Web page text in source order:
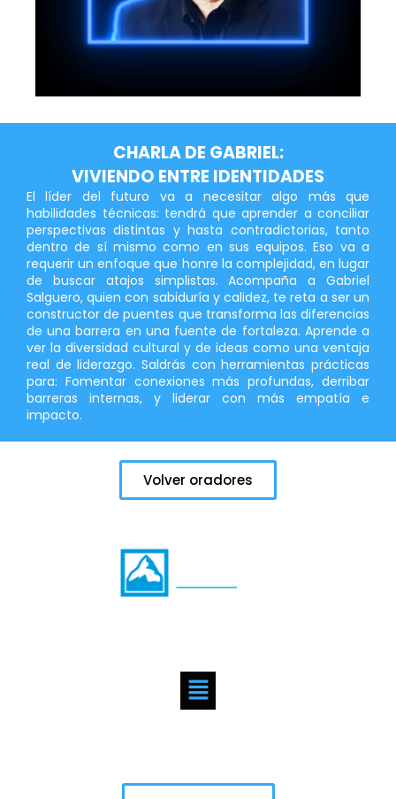
CHARLA DE GABRIEL:
VIVIENDO ENTRE IDENTIDADES
El líder del futuro va a necesitar algo más que
habilidades técnicas: tendrá que aprender a conciliar
perspectivas distintas y hasta contradictorias, tanto
dentro de sí mismo como en sus equipos. Eso va a
requerir un enfoque que honre la complejidad, en lugar
de buscar atajos simplistas. Acompaña a Gabriel
Salguero, quien con sabiduría y calidez, te reta a ser un
constructor de puentes que transforma las diferencias
de una barrera en una fuente de fortaleza. Aprende a
ver la diversidad cultural y de ideas como una ventaja
real de liderazgo. Saldrás con herramientas prácticas
para: Fomentar conexiones más profundas, derribar
barreras internas, y liderar con más empatía e
impacto.
Volver oradores